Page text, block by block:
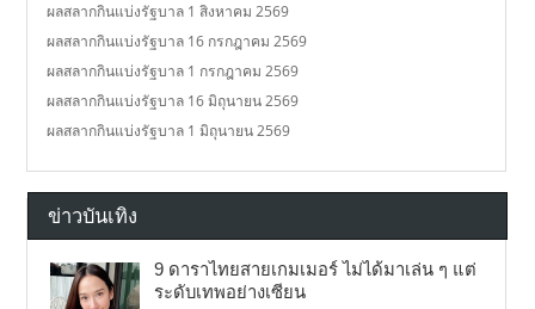
ผลสลากกินแบ่งรัฐบาล 1 สิงหาคม 2569
ผลสลากกินแบ่งรัฐบาล 16 กรกฎาคม 2569
ผลสลากกินแบ่งรัฐบาล 1 กรกฎาคม 2569
ผลสลากกินแบ่งรัฐบาล 16 มิถุนายน 2569
ผลสลากกินแบ่งรัฐบาล 1 มิถุนายน 2569
ข่าวบันเทิง
9 ดาราไทยสายเกมเมอร์ ไม่ได้มาเล่น ๆ แต่
ระดับเทพอย่างเซียน